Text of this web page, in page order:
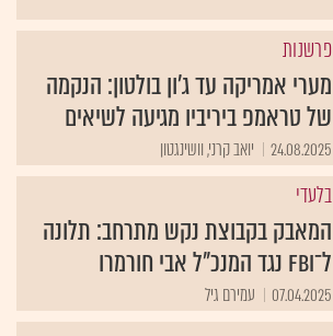
פרשנות
מערי אמריקה עד ג'ון בולטון: הנקמה
של טראמפ ביריביו מגיעה לשיאים
24.08.2025 יואב קרני, וושינגטון
בלעדי
המאבק בקבוצת נקש מתרחב: תלונה
ל־FBI נגד המנכ"ל אבי חורמרו
07.04.2025 עמירם גיל